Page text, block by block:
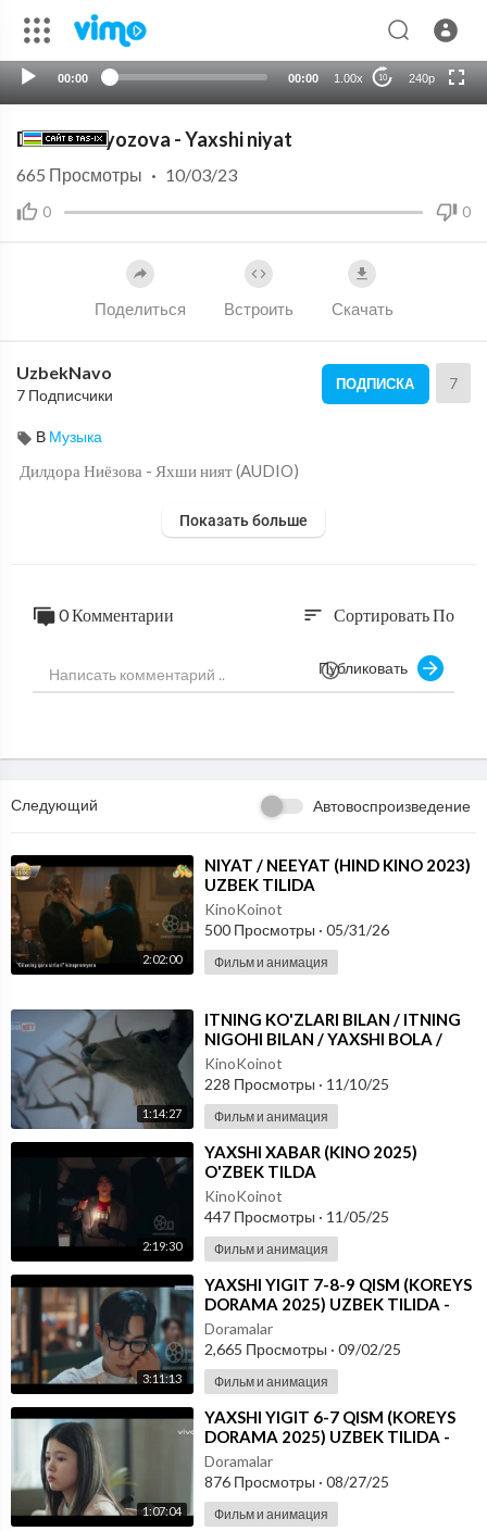
00:00 00:00 1.00x 10 240p
HD
Dildora Niyozova - Yaxshi niyat
0 0
665 Просмотры · 10/03/23
Поделиться Встроить Скачать
UzbekNavo
7 Подписчики
ПОДПИСКА 7
В Музыка
⁣ Дилдора Ниёзова - Яхши ният (AUDIO)
Показать больше
0 Комментарии sort Сортировать По
Публиковать
Следующий Автовоспроизведение
2:02:00
⁣NIYAT / NEEYAT (HIND KINO 2023)
UZBEK TILIDA
KinoKoinot
500 Просмотры · 05/31/26
Фильм и анимация
1:14:27
⁣ITNING KO'ZLARI BILAN / ITNING
NIGOHI BILAN / YAXSHI BOLA /
YAXSHI KUCHUK
KinoKoinot
228 Просмотры · 11/10/25
Фильм и анимация
2:19:30
⁣YAXSHI XABAR (KINO 2025)
O'ZBEK TILDA
KinoKoinot
447 Просмотры · 11/05/25
Фильм и анимация
3:11:13
⁣YAXSHI YIGIT 7-8-9 QISM (KOREYS
DORAMA 2025) UZBEK TILIDA -
SKACHAT
Doramalar
2,665 Просмотры · 09/02/25
Фильм и анимация
1:07:04
⁣YAXSHI YIGIT 6-7 QISM (KOREYS
DORAMA 2025) UZBEK TILIDA -
SKACHAT
Doramalar
876 Просмотры · 08/27/25
Фильм и анимация